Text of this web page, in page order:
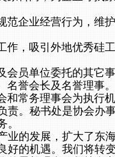
企业经营行为，维
，吸引外地优秀硅
员单位委托的其它事
誉会长及名誉理事。
常务理事会为执行
责。秘书处是协会办
业的发展，扩大了东
好的机遇。我们将转